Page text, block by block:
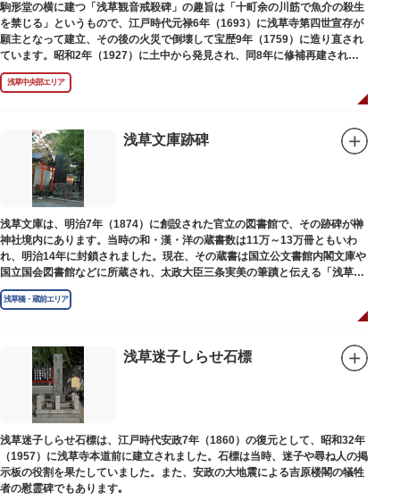
駒形堂の横に建つ「浅草観音戒殺碑」の趣旨は「十町余の川筋で魚介の殺生
を禁じる」というもので、江戸時代元禄6年（1693）に浅草寺第四世宣存が
願主となって建立、その後の火災で倒壊して宝歴9年（1759）に造り直され
ています。昭和2年（1927）に土中から発見され、同8年に修補再建された
碑がどちらのものであるかは不明です。
浅草中央部エリア
浅草文庫跡碑
浅草文庫は、明治7年（1874）に創設された官立の図書館で、その跡碑が榊
神社境内にあります。当時の和・漢・洋の蔵書数は11万～13万冊ともいわ
れ、明治14年に封鎖されました。現在、その蔵書は国立公文書館内閣文庫や
国立国会図書館などに所蔵され、太政大臣三条実美の筆蹟と伝える「浅草文
庫」の朱印が押されています。
浅草橋・蔵前エリア
浅草迷子しらせ石標
浅草迷子しらせ石標は、江戸時代安政7年（1860）の復元として、昭和32年
（1957）に浅草寺本道前に建立されました。石標は当時、迷子や尋ね人の掲
示板の役割を果たしていました。また、安政の大地震による吉原楼閣の犠牲
者の慰霊碑でもあります｡